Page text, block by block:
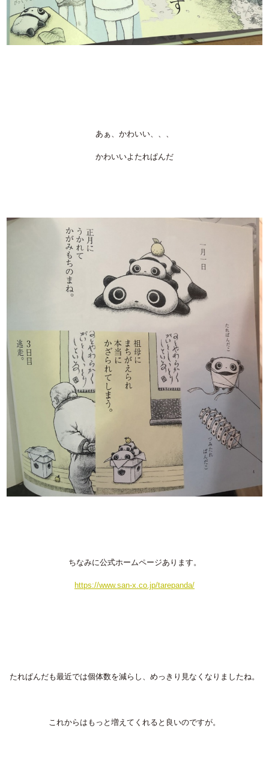
あぁ、かわいい、、、
かわいいよたれぱんだ
ちなみに公式ホームページあります。
https://www.san-x.co.jp/tarepanda/
たれぱんだも最近では個体数を減らし、めっきり見なくなりましたね。
これからはもっと増えてくれると良いのですが。